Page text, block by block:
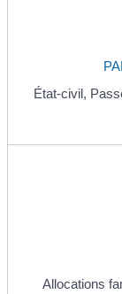
État-civil,
Allocations